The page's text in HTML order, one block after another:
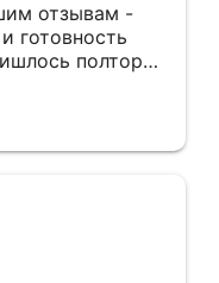
отзывам -
готовность
полтора
так как
входит
косяка и
менеджеру
звонок от
и попыток